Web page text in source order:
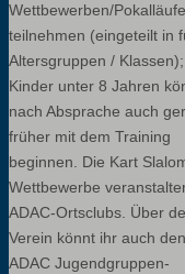
Wettbewerben/
teilnehmen (eingeteilt in
Altersgruppen / Klassen);
Kinder unter 8 Jahren
nach Absprache auch
früher mit dem Training
beginnen. Die Kart
Wettbewerbe
ADAC-Ortsclubs. Über
Verein könnt ihr auch den
ADAC Jugendgruppen-